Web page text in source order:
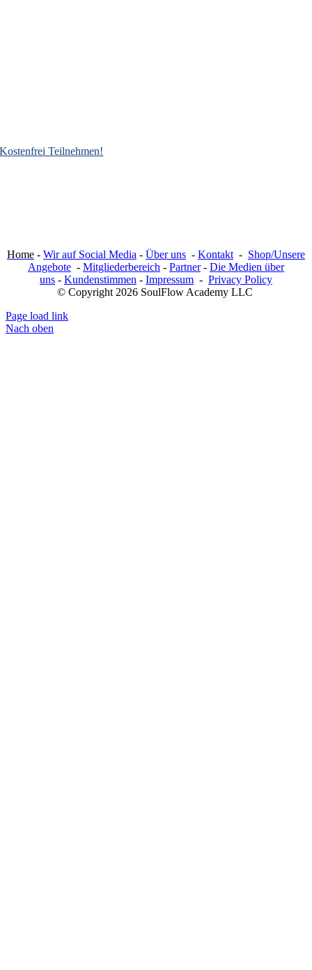
Kostenfrei Teilnehmen!
Home - Wir auf Social Media - Über uns - Kontakt - Shop/Unsere
Angebote - Mitgliederbereich - Partner- Die Medien über
uns - Kundenstimmen - Impressum - Privacy Policy
© Copyright 2026 SoulFlow Academy LLC
Page load link
Nach oben